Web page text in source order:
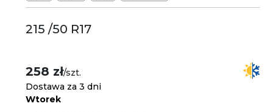
215 /50 R17
258 zł/szt.
Dostawa za 3 dni
Wtorek